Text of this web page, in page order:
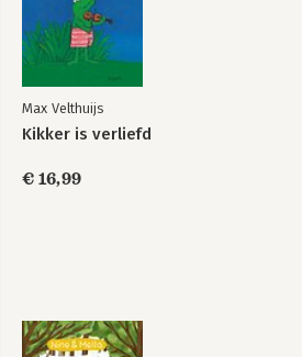
Max Velthuijs
Kikker is verliefd
€ 16,99